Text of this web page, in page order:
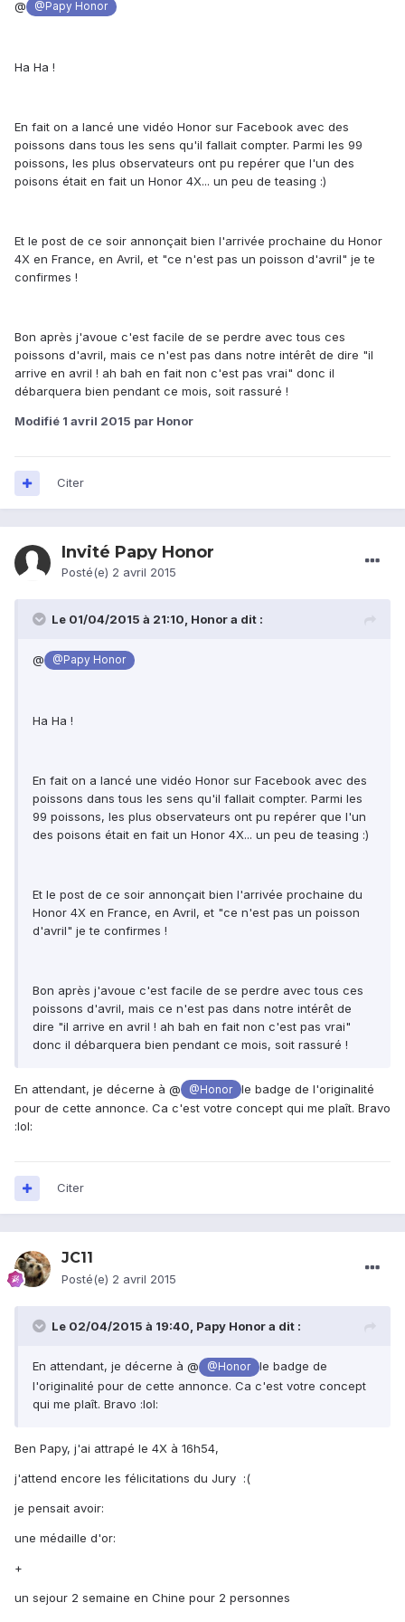
@ @Papy Honor
Ha Ha !
En fait on a lancé une vidéo Honor sur Facebook avec des
poissons dans tous les sens qu'il fallait compter. Parmi les 99
poissons, les plus observateurs ont pu repérer que l'un des
poisons était en fait un Honor 4X... un peu de teasing :)
Et le post de ce soir annonçait bien l'arrivée prochaine du Honor
4X en France, en Avril, et "ce n'est pas un poisson d'avril" je te
confirmes !
Bon après j'avoue c'est facile de se perdre avec tous ces
poissons d'avril, mais ce n'est pas dans notre intérêt de dire "il
arrive en avril ! ah bah en fait non c'est pas vrai" donc il
débarquera bien pendant ce mois, soit rassuré !
Modifié 1 avril 2015 par Honor
Citer
Invité Papy Honor
Posté(e) 2 avril 2015
Le 01/04/2015 à 21:10, Honor a dit :
@ @Papy Honor
Ha Ha !
En fait on a lancé une vidéo Honor sur Facebook avec des
poissons dans tous les sens qu'il fallait compter. Parmi les
99 poissons, les plus observateurs ont pu repérer que l'un
des poisons était en fait un Honor 4X... un peu de teasing :)
Et le post de ce soir annonçait bien l'arrivée prochaine du
Honor 4X en France, en Avril, et "ce n'est pas un poisson
d'avril" je te confirmes !
Bon après j'avoue c'est facile de se perdre avec tous ces
poissons d'avril, mais ce n'est pas dans notre intérêt de
dire "il arrive en avril ! ah bah en fait non c'est pas vrai"
donc il débarquera bien pendant ce mois, soit rassuré !
En attendant, je décerne à @ @Honor
le badge de l'originalité
pour de cette annonce. Ca c'est votre concept qui me plaît. Bravo
:lol:
Citer
JC11
Posté(e) 2 avril 2015
Le 02/04/2015 à 19:40, Papy Honor a dit :
En attendant, je décerne à @ @Honor
le badge de
l'originalité pour de cette annonce. Ca c'est votre concept
qui me plaît. Bravo :lol:
Ben Papy, j'ai attrapé le 4X à 16h54,
j'attend encore les félicitations du Jury :(
je pensait avoir:
une médaille d'or:
+
un sejour 2 semaine en Chine pour 2 personnes